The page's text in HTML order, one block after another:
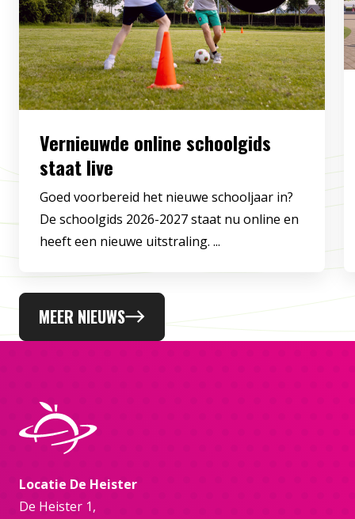
Vernieuwde online schoolgids
staat live
Goed voorbereid het nieuwe schooljaar in?
De schoolgids 2026-2027 staat nu online en
heeft een nieuwe uitstraling. ...
MEER NIEUWS
Locatie De Heister
De Heister 1,